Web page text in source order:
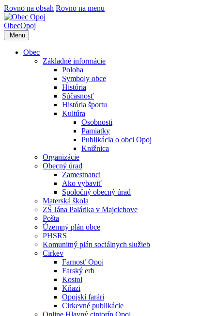
Rovno na obsah Rovno na menu
ObecOpoj
Menu
Obec
Základné informácie
Poloha
Symboly obce
História
Súčasnosť
História športu
Kultúra
Osobnosti
Pamiatky
Publikácia o obci Opoj
Knižnica
Organizácie
Obecný úrad
Zamestnanci
Ako vybaviť
Spoločný obecný úrad
Materská škola
ZŠ Jána Palárika v Majcichove
Pošta
Územný plán obce
PHSRS
Komunitný plán sociálnych služieb
Cirkev
Farnosť Opoj
Farský erb
Kostol
Kňazi
Opojskí farári
Cirkevné publikácie
Online Hlavný cintorín Opoj